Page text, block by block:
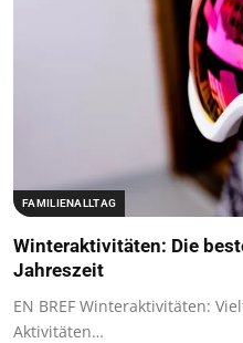
FAMILIENALLTAG
Winteraktivitäten: Die
Jahreszeit
EN BREF Winteraktivitäten:
Aktivitäten…